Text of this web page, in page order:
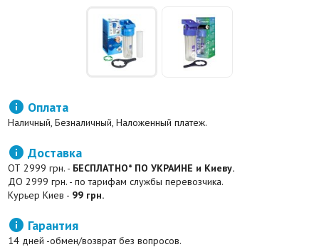
 Оплата
Наличный, Безналичный, Наложенный платеж.
 Доставка
ОТ 2999 грн. - БЕСПЛАТНО* ПО УКРАИНЕ и Киеву.
ДО 2999 грн. - по тарифам службы перевозчика.
Курьер Киев - 99 грн.
 Гарантия
14 дней -обмен/возврат без вопросов.